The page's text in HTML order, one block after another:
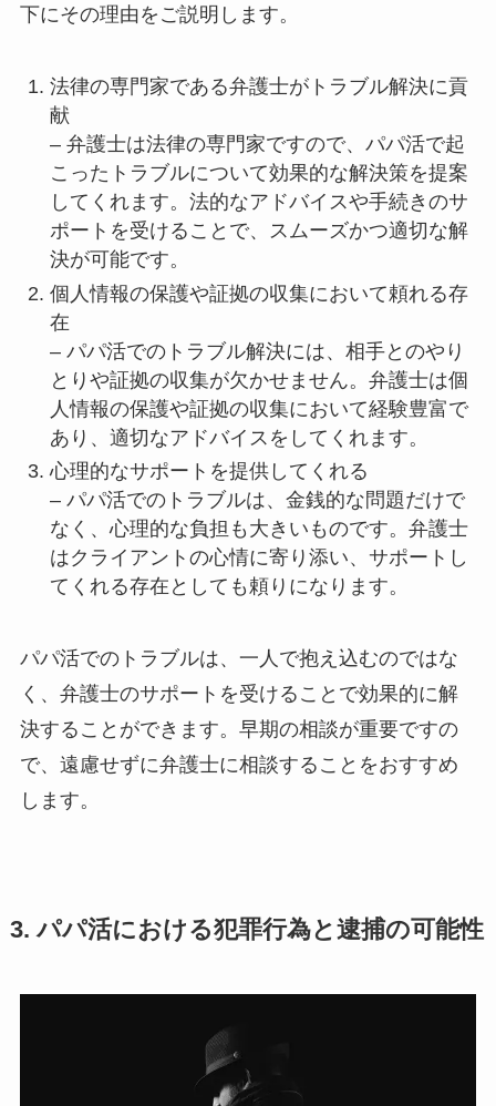
下にその理由をご説明します。
法律の専門家である弁護士がトラブル解決に貢
献
– 弁護士は法律の専門家ですので、パパ活で起
こったトラブルについて効果的な解決策を提案
してくれます。法的なアドバイスや手続きのサ
ポートを受けることで、スムーズかつ適切な解
決が可能です。
個人情報の保護や証拠の収集において頼れる存
在
– パパ活でのトラブル解決には、相手とのやり
とりや証拠の収集が欠かせません。弁護士は個
人情報の保護や証拠の収集において経験豊富で
あり、適切なアドバイスをしてくれます。
心理的なサポートを提供してくれる
– パパ活でのトラブルは、金銭的な問題だけで
なく、心理的な負担も大きいものです。弁護士
はクライアントの心情に寄り添い、サポートし
てくれる存在としても頼りになります。
パパ活でのトラブルは、一人で抱え込むのではな
く、弁護士のサポートを受けることで効果的に解
決することができます。早期の相談が重要ですの
で、遠慮せずに弁護士に相談することをおすすめ
します。
3. パパ活における犯罪行為と逮捕の可能性